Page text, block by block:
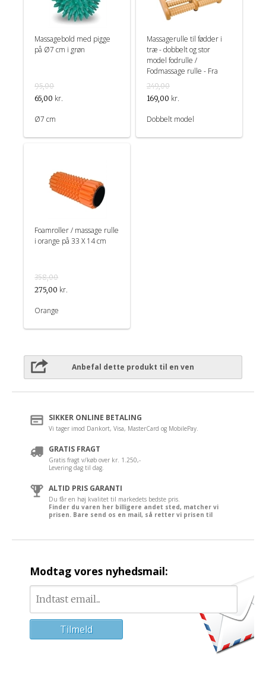
Massagebold med pigge
på Ø7 cm i grøn
95,00
65,00 kr.
Ø7 cm
Massagerulle til fødder i
træ - dobbelt og stor
model fodrulle /
Fodmassage rulle - Fra
Croll & Denecke
249,00
169,00 kr.
Dobbelt model
Foamroller / massage rulle
i orange på 33 X 14 cm
358,00
275,00 kr.
Orange
Anbefal dette produkt til en ven
SIKKER ONLINE BETALING
Vi tager imod Dankort, Visa, MasterCard og MobilePay.
GRATIS FRAGT
Gratis fragt v/køb over kr. 1.250,-
Levering dag til dag.
ALTID PRIS GARANTI
Du får en høj kvalitet til markedets bedste pris.
Finder du varen her billigere andet sted, matcher vi
prisen. Bare send os en mail, så retter vi prisen til
Modtag vores nyhedsmail: